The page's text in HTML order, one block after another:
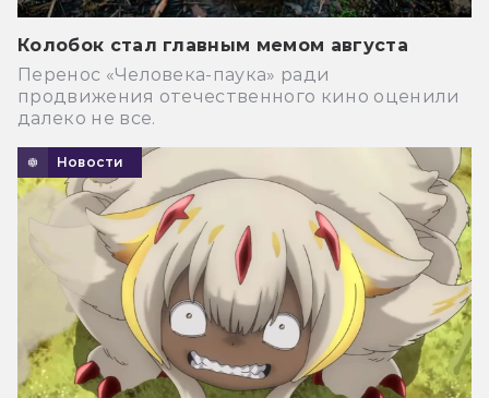
Колобок стал главным мемом августа
Перенос «Человека-паука» ради
продвижения отечественного кино оценили
далеко не все.
Новости